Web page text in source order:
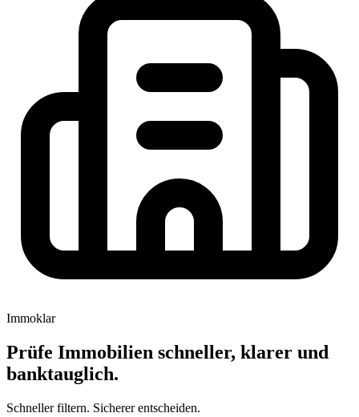
Immoklar
Prüfe Immobilien schneller, klarer und
banktauglich.
Schneller filtern. Sicherer entscheiden.